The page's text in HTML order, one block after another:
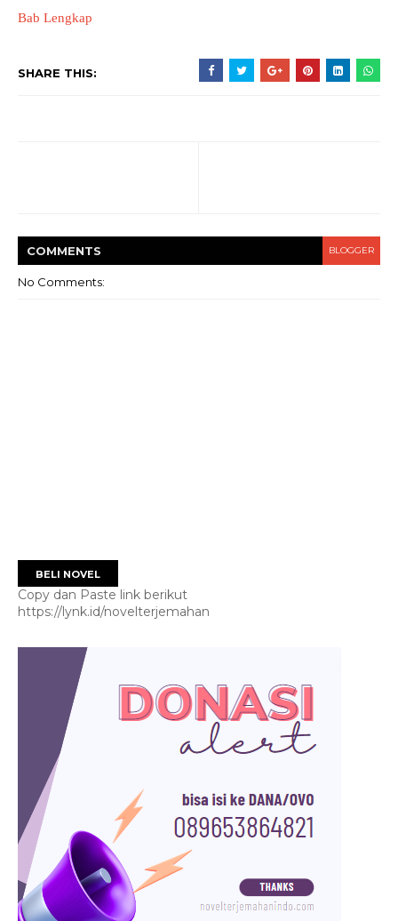
Bab Lengkap
SHARE THIS:
COMMENTS BLOGGER
No Comments:
BELI NOVEL
Copy dan Paste link berikut
https://lynk.id/novelterjemahan